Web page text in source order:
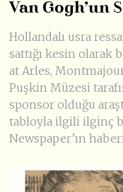
Van Gogh’un
Hollandalı usra
sattığı kesin olarak
at Arles,
Puşkin Müzesi
sponsor olduğu
tabloyla ilgili ilginç
Newspaper’ın